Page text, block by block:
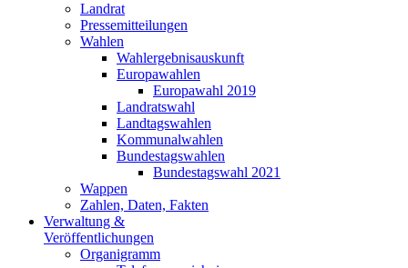
Landrat
Pressemitteilungen
Wahlen
Wahlergebnisauskunft
Europawahlen
Europawahl 2019
Landratswahl
Landtagswahlen
Kommunalwahlen
Bundestagswahlen
Bundestagswahl 2021
Wappen
Zahlen, Daten, Fakten
Verwaltung &
Veröffentlichungen
Organigramm